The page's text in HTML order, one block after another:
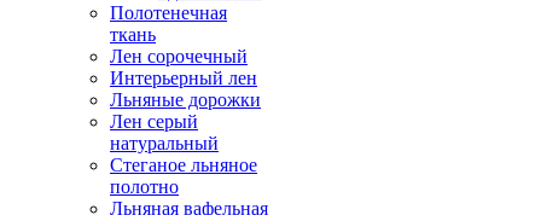
Полотенечная
ткань
Лен сорочечный
Интерьерный лен
Льняные дорожки
Лен серый
натуральный
Стеганое льняное
полотно
Льняная вафельная